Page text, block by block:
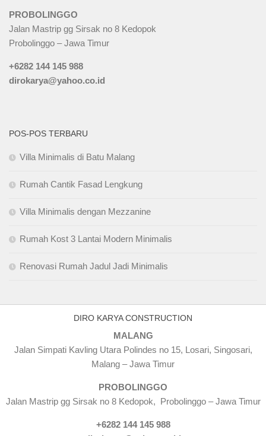
PROBOLINGGO
Jalan Mastrip gg Sirsak no 8 Kedopok
Probolinggo – Jawa Timur
+6282 144 145 988
dirokarya@yahoo.co.id
POS-POS TERBARU
Villa Minimalis di Batu Malang
Rumah Cantik Fasad Lengkung
Villa Minimalis dengan Mezzanine
Rumah Kost 3 Lantai Modern Minimalis
Renovasi Rumah Jadul Jadi Minimalis
DIRO KARYA CONSTRUCTION
MALANG
Jalan Simpati Kavling Utara Polindes no 15, Losari, Singosari,
Malang – Jawa Timur
PROBOLINGGO
Jalan Mastrip gg Sirsak no 8 Kedopok, Probolinggo – Jawa Timur
+6282 144 145 988